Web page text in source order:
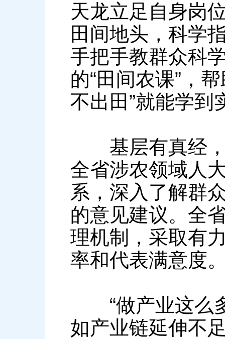
天龙立足自身岗
田间地头，科学
手把手教群众科
的“田间农课”，
不出田”就能学到
基层有真经，
全省涉农领域人
系，深入了解群
的意见建议。全
理机制，采取有
率和代表满意度
“做产业这么多
如产业链延伸不